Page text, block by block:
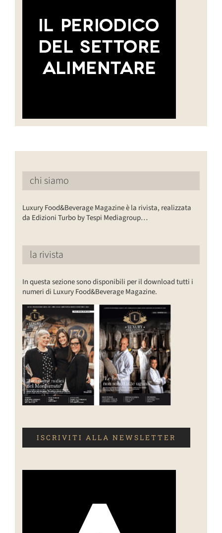
chi siamo
Luxury Food&Beverage Magazine è la rivista, realizzata
da Edizioni Turbo by Tespi Mediagroup…
la rivista
In questa sezione sono disponibili per il download tutti i
numeri di Luxury Food&Beverage Magazine.
ISCRIVITI ALLA NEWSLETTER